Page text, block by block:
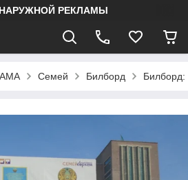
РЕКЛАМЫ
Семей Билборд